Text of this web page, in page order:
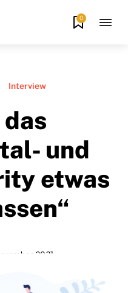
0
Interview
und
etwas
2021